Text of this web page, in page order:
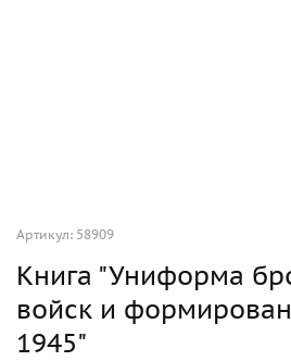
Артикул: 58909
Книга "Униформа
войск и
1945"